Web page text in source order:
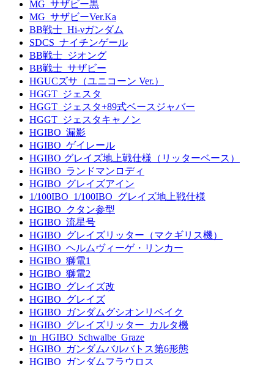
MG_サザビー黒
MG_サザビーVer.Ka
BB戦士_Hi-νガンダム
SDCS_ナイチンゲール
BB戦士_ジオング
BB戦士_サザビー
HGUCズサ（ユニコーン Ver.）
HGGT_ジェスタ
HGGT_ジェスタ+89式ベースジャバー
HGGT_ジェスタキャノン
HGIBO_漏影
HGIBO_ゲイレール
HGIBO グレイズ地上戦仕様（リッターベース）
HGIBO_ランドマンロディ
HGIBO_グレイズアイン
1/100IBO_1/100IBO_グレイズ地上戦仕様
HGIBO_クタン参型
HGIBO_流星号
HGIBO_グレイズリッター（マクギリス機）
HGIBO_ヘルムヴィーゲ・リンカー
HGIBO_獅電1
HGIBO_獅電2
HGIBO_グレイズ改
HGIBO_グレイズ
HGIBO_ガンダムグシオンリベイク
HGIBO_グレイズリッター_カルタ機
tn_HGIBO_Schwalbe_Graze
HGIBO_ガンダムバルバトス第6形態
HGIBO_ガンダムフラウロス